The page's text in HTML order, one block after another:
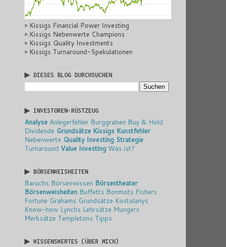
» Kissigs Financial Power Investing
» Kissigs Nebenwerte Champions
» Kissigs Quality Investments
» Kissigs Turnaround-Spekulationen
▶ DIESES BLOG DURCHSUCHEN
▶ INVESTOREN-RÜSTZEUG
Analyse Anlegerfehler Burggraben Buy & Hold
Dividende Grundsätze Kissigs Kunstfehler
Nebenwerte Quality Investing Strategie
Turnaround Value Investing Was ist?
▶ BÖRSENWEISHEITEN
Baruchs Börsenwissen Börsentheater
Börsenweisheiten Buffetts Bonmots Fishers
Fortune Grahams Grundsätze Kostolanys
Know-how Lynchs Lehrsätze Mungers
Merksätze Templetons Tipps
▶ WISSENSWERTES (ÜBER MICH)